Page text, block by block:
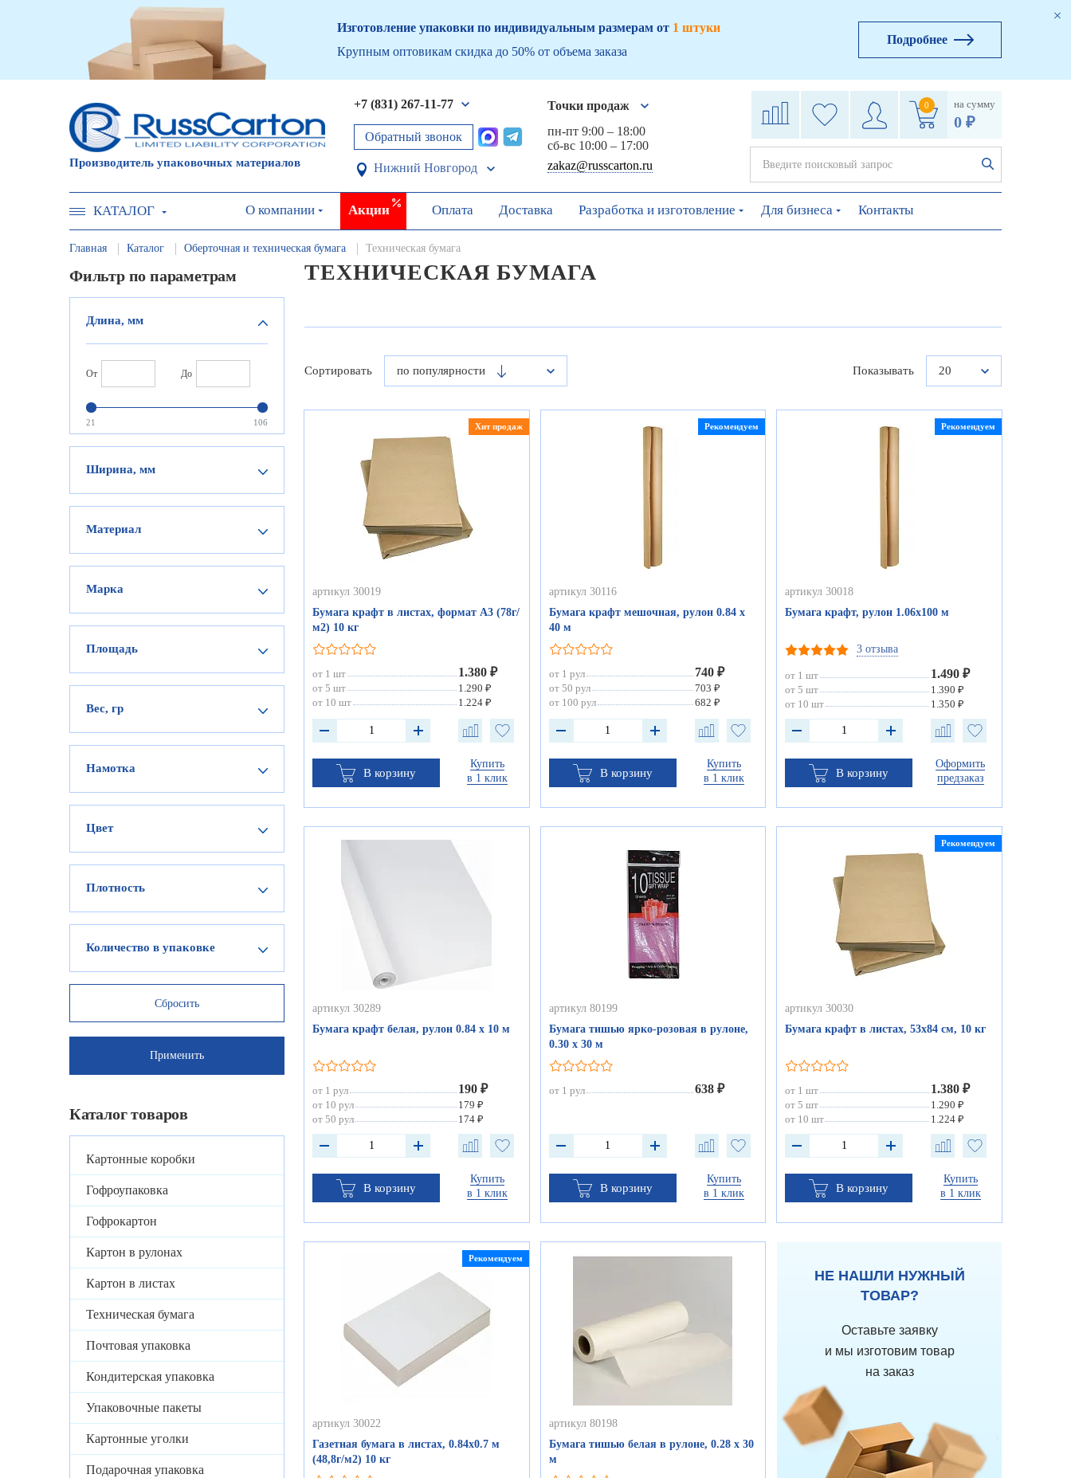
Изготовление упаковки по индивидуальным размерам от 1 штуки
Крупным оптовикам скидка до 50% от объема заказа
Подробнее
Производитель упаковочных материалов
+7 (831) 267-11-77
Обратный звонок
Нижний Новгород
Точки продаж
пн-пт 9:00 – 18:00
сб-вс 10:00 – 17:00
zakaz@russcarton.ru
0 на сумму
0 ₽
КАТАЛОГ О компании Акции Оплата Доставка Разработка и изготовление Для бизнеса Контакты
Главная Каталог Оберточная и техническая бумага Техническая бумага
Фильтр по параметрам
Длина, мм
От До
21 106
Ширина, мм
Материал
Марка
Площадь
Вес, гр
Намотка
Цвет
Плотность
Количество в упаковке
Каталог товаров
Картонные коробки
Гофроупаковка
Гофрокартон
Картон в рулонах
Картон в листах
Техническая бумага
Почтовая упаковка
Кондитерская упаковка
Упаковочные пакеты
Картонные уголки
Подарочная упаковка
ТЕХНИЧЕСКАЯ БУМАГА
Сортировать по популярности Показывать 20
Хит продаж
артикул 30019
Бумага крафт в листах, формат А3 (78г/
м2) 10 кг
от 1 шт 1.380 ₽
от 5 шт
1.290 ₽
от 10 шт
1.224 ₽
В корзину
Купить
в 1 клик
Рекомендуем
артикул 30116
Бумага крафт мешочная, рулон 0.84 х
40 м
от 1 рул 740 ₽
от 50 рул
703 ₽
от 100 рул
682 ₽
В корзину
Купить
в 1 клик
Рекомендуем
артикул 30018
Бумага крафт, рулон 1.06х100 м
3 отзыва
от 1 шт 1.490 ₽
от 5 шт
1.390 ₽
от 10 шт
1.350 ₽
В корзину
Оформить
предзаказ
артикул 30289
Бумага крафт белая, рулон 0.84 х 10 м
от 1 рул 190 ₽
от 10 рул
179 ₽
от 50 рул
174 ₽
В корзину
Купить
в 1 клик
артикул 80199
Бумага тишью ярко-розовая в рулоне,
0.30 х 30 м
от 1 рул 638 ₽
В корзину
Купить
в 1 клик
Рекомендуем
артикул 30030
Бумага крафт в листах, 53х84 см, 10 кг
от 1 шт 1.380 ₽
от 5 шт
1.290 ₽
от 10 шт
1.224 ₽
В корзину
Купить
в 1 клик
Рекомендуем
артикул 30022
Газетная бумага в листах, 0.84х0.7 м
(48,8г/м2) 10 кг
артикул 80198
Бумага тишью белая в рулоне, 0.28 х 30
м
НЕ НАШЛИ НУЖНЫЙ
ТОВАР?
Оставьте заявку
и мы изготовим товар
на заказ